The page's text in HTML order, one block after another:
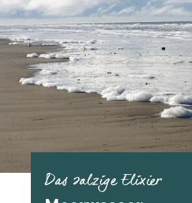
Das salzige Elixier